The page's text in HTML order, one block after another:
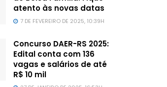
atento às novas datas
7 DE FEVEREIRO DE 2025, 10:39H
Concurso DAER-RS 2025:
Edital conta com 136
vagas e salários de até
R$ 10 mil